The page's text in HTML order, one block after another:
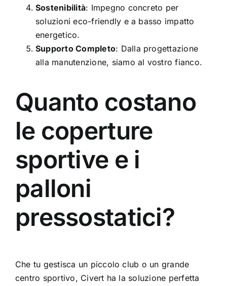
Sostenibilità: Impegno concreto per
soluzioni eco-friendly e a basso impatto
energetico.
Supporto Completo: Dalla progettazione
alla manutenzione, siamo al vostro fianco.
Quanto costano
le coperture
sportive e i
palloni
pressostatici?
Che tu gestisca un piccolo club o un grande
centro sportivo, Civert ha la soluzione perfetta